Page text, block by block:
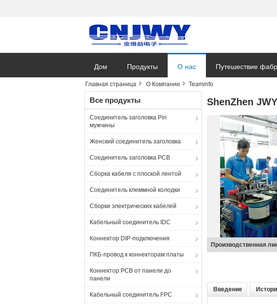
Дом Продукты О нас Путешествие
Главная страница О Компании Teaminfo
Все продукты
Соединитель заголовка Pin
мужчины
Женский соединитель заголовка
Соединитель заголовка PCB
Сборка кабеля с плоской лентой
Соединитель клеммной колодки
Сборки электрических кабелей
Кабельный соединитель IDC
Коннектор DIP-подключения
ПКБ-провод к коннекторам платы
Коннектор PCB от панели до
панели
Кабельный соединитель FPC
ShenZhen
Производственная
Введение